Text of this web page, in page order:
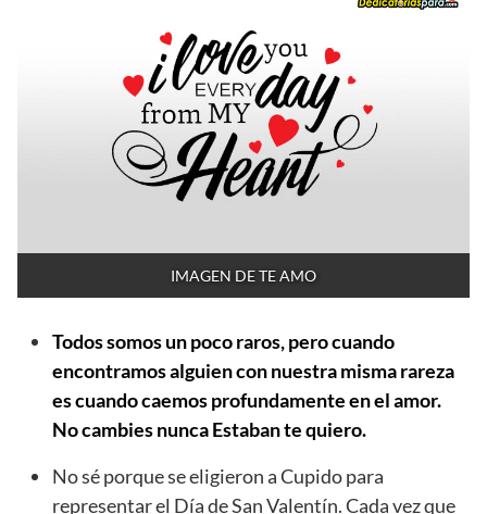
IMAGEN DE TE AMO
Todos somos un poco raros, pero cuando
encontramos alguien con nuestra misma rareza
es cuando caemos profundamente en el amor.
No cambies nunca Estaban te quiero.
No sé porque se eligieron a Cupido para
representar el Día de San Valentín. Cada vez que